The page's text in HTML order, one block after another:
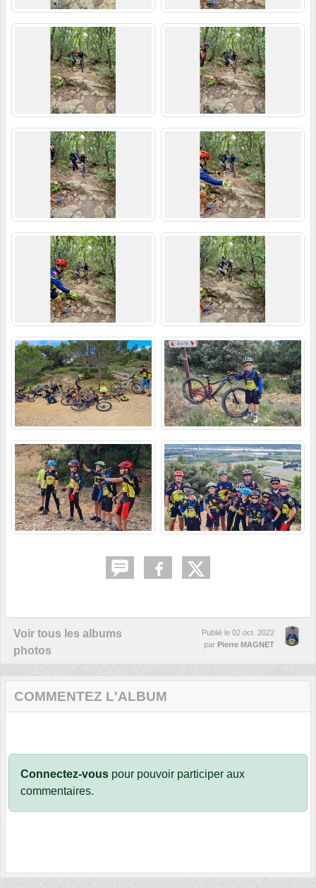
Voir tous les albums
photos
Publié le 02 oct. 2022
par Pierre MAGNET
COMMENTEZ L'ALBUM
Connectez-vous pour pouvoir participer aux
commentaires.